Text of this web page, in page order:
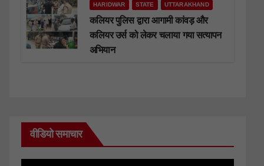
HARIDWAR STATE UTTARAKHAND
कलियर पुलिस द्वारा आगामी कांवड़ और
कलियर उर्स को लेकर चलाया गया सत्यापन
अभियान
वीडियो समाचार